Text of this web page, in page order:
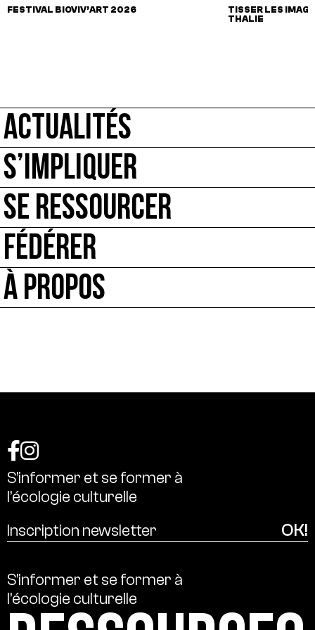
FESTIVAL BIOVIV’ART 2026
TISSER LES
THALIE
ACTUALITÉS
S’IMPLIQUER
SE RESSOURCER
FÉDÉRER
À PROPOS
S’informer et se former à
l’écologie culturelle
S’informer et se former à
l’écologie culturelle